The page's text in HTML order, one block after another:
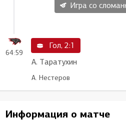
Игра со
64:59
Гол, 2:1
А. Таратухин
А. Нестеров
Информация о матче